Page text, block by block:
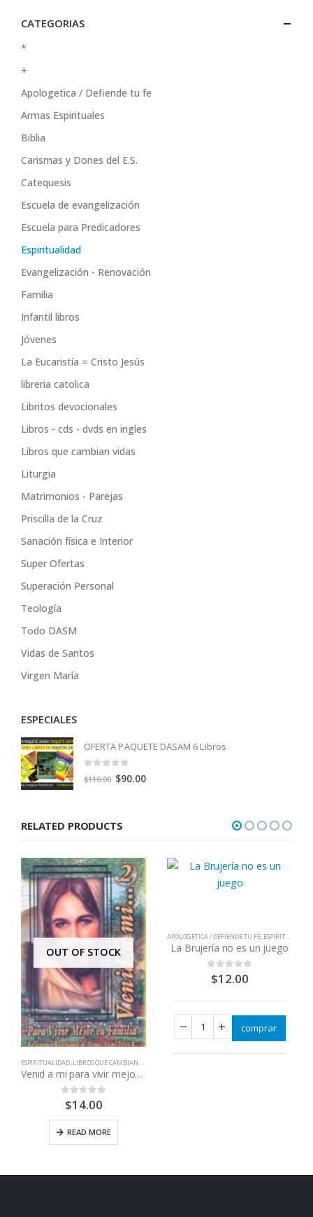
CATEGORIAS
*
+
Apologetica / Defiende tu fe
Armas Espirituales
Biblia
Carismas y Dones del E.S.
Catequesis
Escuela de evangelización
Escuela para Predicadores
Espiritualidad
Evangelización - Renovación
Familia
Infantil libros
Jóvenes
La Eucaristía = Cristo Jesús
libreria catolica
Libritos devocionales
Libros - cds - dvds en ingles
Libros que cambian vidas
Liturgia
Matrimonios - Parejas
Priscilla de la Cruz
Sanación física e Interior
Super Ofertas
Superación Personal
Teología
Todo DASM
Vidas de Santos
Virgen María
ESPECIALES
OFERTA PAQUETE DASAM 6 Libros
out of 5
$110.00 Original
$110.00.
$90.00Current
RELATED PRODUCTS
VIDAS
VIDAS DE SANTOS
OUT OF STOCK
ESPIRITUALIDAD, LIBROS QUE CAMBIAN VIDAS
Venid a mi para vivir mejor en familia
out of 5
$14.00
READ MORE
APOLOGETICA / DEFIENDE TU FE, ESPIRITUALIDAD
La Brujería no es un juego
out of 5
$12.00
comprar